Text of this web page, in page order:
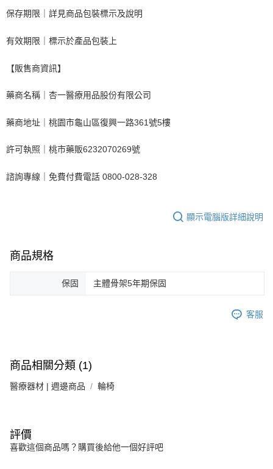
保存期限｜詳見商品包裝標示及說明
有效期限｜標示於產品包裝上
【販售商資訊】
藥商名稱｜杏一醫療用品股份有限公司
藥商地址｜桃園市龜山區復興一路361號5樓
許可執照｜桃市藥販6232070269號
諮詢專線｜免費付費電話 0800-028-328
顯示電腦版詳細說明
商品規格
保固 主體骨架5年期保固
客服
商品相關分類 (1)
醫療器材 | 週邊商品 輪椅
評價
喜歡這個商品嗎？購買後給他一個好評吧